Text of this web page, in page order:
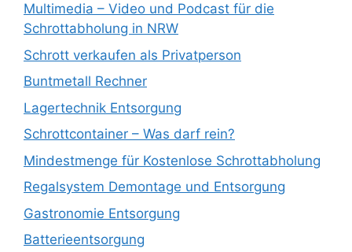
Multimedia – Video und Podcast für die
Schrottabholung in NRW
Schrott verkaufen als Privatperson
Buntmetall Rechner
Lagertechnik Entsorgung
Schrottcontainer – Was darf rein?
Mindestmenge für Kostenlose Schrottabholung
Regalsystem Demontage und Entsorgung
Gastronomie Entsorgung
Batterieentsorgung